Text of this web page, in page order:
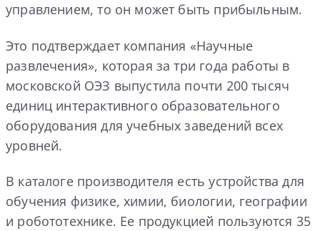
управлением, то он может быть прибыльным.
Это подтверждает компания «Научные
развлечения», которая за три года работы в
московской ОЭЗ выпустила почти 200 тысяч
единиц интерактивного образовательного
оборудования для учебных заведений всех
уровней.
В каталоге производителя есть устройства для
обучения физике, химии, биологии, географии
и робототехнике. Ее продукцией пользуются 35